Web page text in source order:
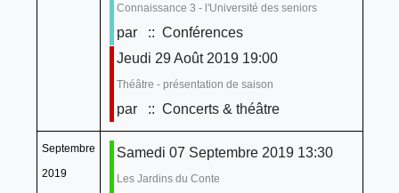
Connaissance 3 - l'Université des seniors
par
:: Conférences
Jeudi 29 Août 2019 19:00
Théâtre - présentation de saison
par :: Concerts & théâtre
Septembre
2019
Samedi 07 Septembre 2019 13:30
Les Jardins du Conte